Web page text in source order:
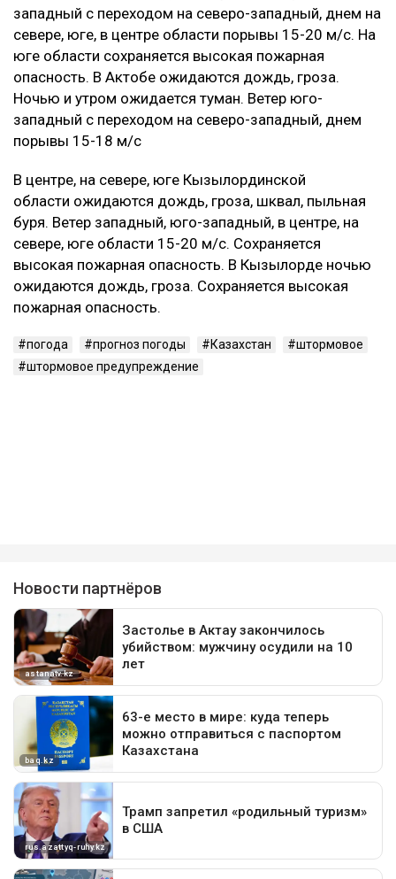
западный с переходом на северо-западный, днем на
севере, юге, в центре области порывы 15-20 м/с. На
юге области сохраняется высокая пожарная
опасность. В Актобе ожидаются дождь, гроза.
Ночью и утром ожидается туман. Ветер юго-
западный с переходом на северо-западный, днем
порывы 15-18 м/с
В центре, на севере, юге Кызылординской
области ожидаются дождь, гроза, шквал, пыльная
буря. Ветер западный, юго-западный, в центре, на
севере, юге области 15-20 м/с. Сохраняется
высокая пожарная опасность. В Кызылорде ночью
ожидаются дождь, гроза. Сохраняется высокая
пожарная опасность.
погода прогноз погоды Казахстан
штормовое
штормовое предупреждение